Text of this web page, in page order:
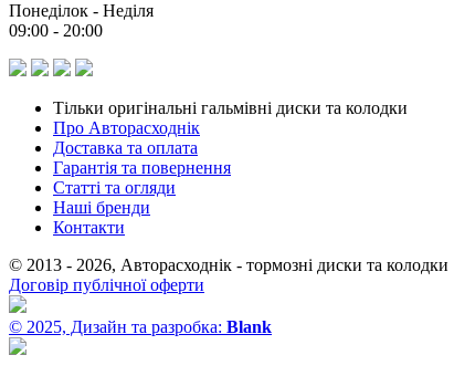
Понеділок - Неділя
09:00 - 20:00
Тільки оригінальні гальмівні диски та колодки
Про Авторасходнік
Доставка та оплата
Гарантія та повернення
Статті та огляди
Наші бренди
Контакти
© 2013 - 2026, Авторасходнік - тормозні диски та колодки
Договір публічної оферти
© 2025, Дизайн та разробка: Blank